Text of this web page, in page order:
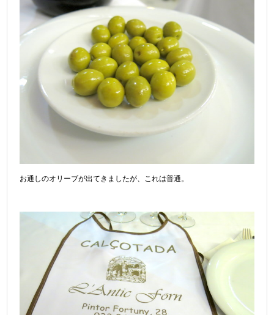
お通しのオリーブが出てきましたが、これは普通。